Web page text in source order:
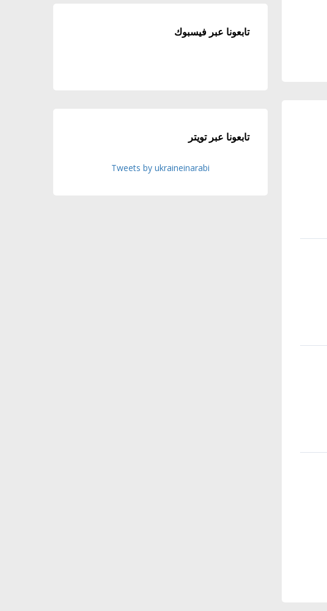
تابعونا عبر فيسبوك
تابعونا عبر تويتر
Tweets by ukraineinarabi